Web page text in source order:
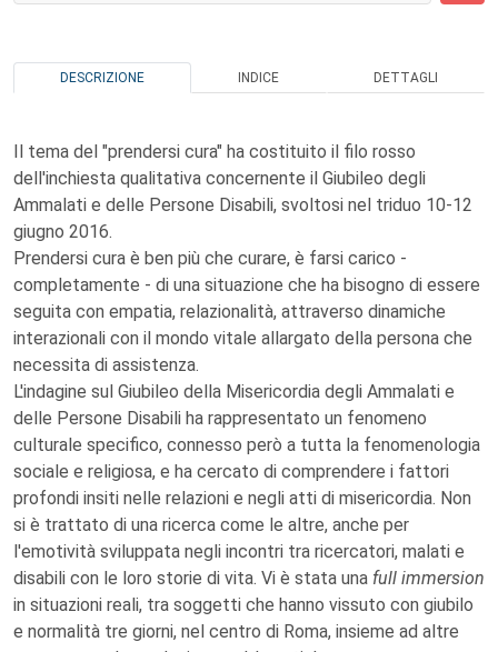
DESCRIZIONE INDICE DETTAGLI
Il tema del "prendersi cura" ha costituito il filo rosso
dell'inchiesta qualitativa concernente il Giubileo degli
Ammalati e delle Persone Disabili, svoltosi nel triduo 10-12
giugno 2016.
Prendersi cura è ben più che curare, è farsi carico -
completamente - di una situazione che ha bisogno di essere
seguita con empatia, relazionalità, attraverso dinamiche
interazionali con il mondo vitale allargato della persona che
necessita di assistenza.
L'indagine sul Giubileo della Misericordia degli Ammalati e
delle Persone Disabili ha rappresentato un fenomeno
culturale specifico, connesso però a tutta la fenomenologia
sociale e religiosa, e ha cercato di comprendere i fattori
profondi insiti nelle relazioni e negli atti di misericordia. Non
si è trattato di una ricerca come le altre, anche per
l'emotività sviluppata negli incontri tra ricercatori, malati e
disabili con le loro storie di vita. Vi è stata una full immersion
in situazioni reali, tra soggetti che hanno vissuto con giubilo
e normalità tre giorni, nel centro di Roma, insieme ad altre